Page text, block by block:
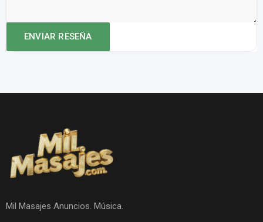
Mil Masajes Anuncios. Música.